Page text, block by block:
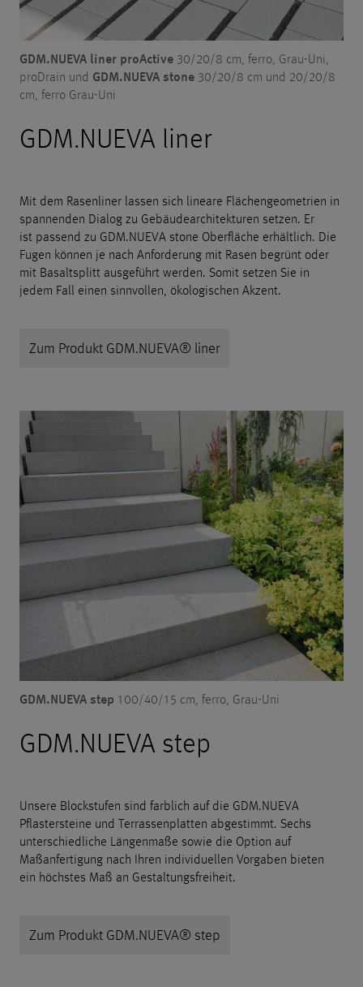
GDM.NUEVA liner proActive 30/20/8 cm, ferro, Grau-Uni,
proDrain und GDM.NUEVA stone 30/20/8 cm und 20/20/8
cm, ferro Grau-Uni
GDM.NUEVA liner
Mit dem Rasenliner lassen sich lineare Flächengeometrien in
spannenden Dialog zu Gebäudearchitekturen setzen. Er
ist passend zu GDM.NUEVA stone Oberfläche erhältlich. Die
Fugen können je nach Anforderung mit Rasen begrünt oder
mit Basaltsplitt ausgeführt werden. Somit setzen Sie in
jedem Fall einen sinnvollen, ökologischen Akzent.
Zum Produkt GDM.NUEVA® liner
GDM.NUEVA step 100/40/15 cm, ferro, Grau-Uni
GDM.NUEVA step
Unsere Blockstufen sind farblich auf die GDM.NUEVA
Pflastersteine und Terrassenplatten abgestimmt. Sechs
unterschiedliche Längenmaße sowie die Option auf
Maßanfertigung nach Ihren individuellen Vorgaben bieten
ein höchstes Maß an Gestaltungsfreiheit.
Zum Produkt GDM.NUEVA® step